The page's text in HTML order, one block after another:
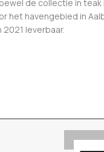
de collectie in
het havengebied in
leverbaar.